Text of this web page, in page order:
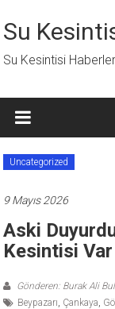
geç
Su
Su Kesintisi
Uncategorized
9 Mayıs 2026
Aski
Kesintisi Var
Gönderen: Burak Ali
Beypazarı, Çankaya,